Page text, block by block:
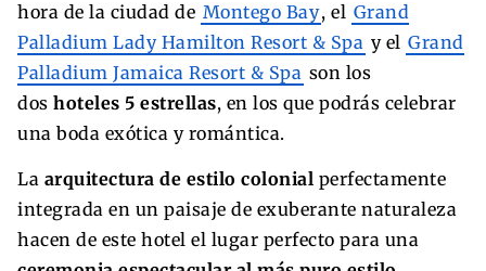
hora de la ciudad de Montego Bay, el Grand
Palladium Lady Hamilton Resort & Spa y el Grand
Palladium Jamaica Resort & Spa son los
dos hoteles 5 estrellas, en los que podrás celebrar
una boda exótica y romántica.
La arquitectura de estilo colonial perfectamente
integrada en un paisaje de exuberante naturaleza
hacen de este hotel el lugar perfecto para una